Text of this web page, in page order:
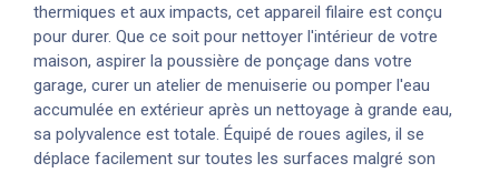
thermiques et aux impacts, cet appareil filaire est conçu
pour durer. Que ce soit pour nettoyer l'intérieur de votre
maison, aspirer la poussière de ponçage dans votre
garage, curer un atelier de menuiserie ou pomper l'eau
accumulée en extérieur après un nettoyage à grande eau,
sa polyvalence est totale. Équipé de roues agiles, il se
déplace facilement sur toutes les surfaces malgré son